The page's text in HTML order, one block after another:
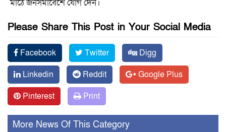
মাঠে জনসমাবেশে যোগ দেন।
Please Share This Post in Your Social Media
Facebook Twitter
Digg
Linkedin
Reddit
Google Plus
Pinterest
Print
More News Of This Category